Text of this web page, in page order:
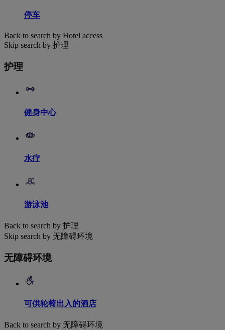
停车
Back to search by Hotel access
Skip search by 护理
护理
健身中心
水疗
游泳池
Back to search by 护理
Skip search by 无障碍环境
无障碍环境
可供轮椅出入的酒店
Back to search by 无障碍环境